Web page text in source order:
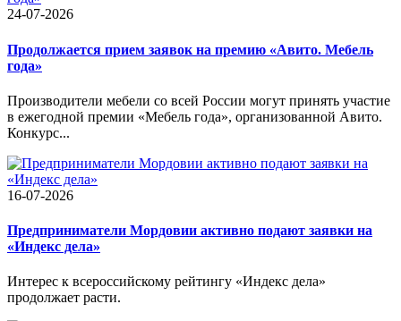
24-07-2026
Продолжается прием заявок на премию «Авито. Мебель
года»
Производители мебели со всей России могут принять участие
в ежегодной премии «Мебель года», организованной Авито.
Конкурс...
16-07-2026
Предприниматели Мордовии активно подают заявки на
«Индекс дела»
Интерес к всероссийскому рейтингу «Индекс дела»
продолжает расти.